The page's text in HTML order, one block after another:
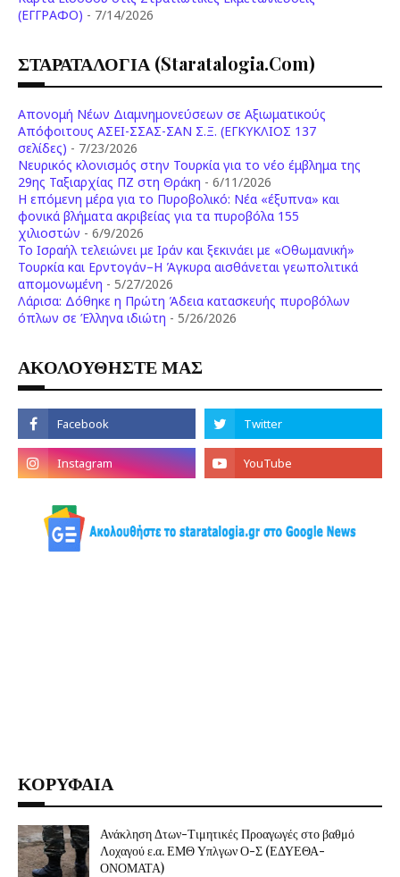
(ΕΓΓΡΑΦΟ) - 7/14/2026
ΣΤΑΡΑΤΑΛΟΓΙΑ (staratalogia.com)
Απονομή Νέων Διαμνημονεύσεων σε Αξιωματικούς
Απόφοιτους ΑΣΕΙ-ΣΣΑΣ-ΣΑΝ Σ.Ξ. (ΕΓΚΥΚΛΙΟΣ 137
σελίδες) - 7/23/2026
Νευρικός κλονισμός στην Τουρκία για το νέο έμβλημα της
29ης Ταξιαρχίας ΠΖ στη Θράκη - 6/11/2026
Η επόμενη μέρα για το Πυροβολικό: Νέα «έξυπνα» και
φονικά βλήματα ακριβείας για τα πυροβόλα 155
χιλιοστών - 6/9/2026
Το Ισραήλ τελειώνει με Ιράν και ξεκινάει με «Οθωμανική»
Τουρκία και Ερντογάν–Η Άγκυρα αισθάνεται γεωπολιτικά
απομονωμένη - 5/27/2026
Λάρισα: Δόθηκε η Πρώτη Άδεια κατασκευής πυροβόλων
όπλων σε Έλληνα ιδιώτη - 5/26/2026
ΑΚΟΛΟΥΘΗΣΤΕ ΜΑΣ
ΚΟΡΥΦΑΙΑ
Ανάκληση Δτων-Τιμητικές Προαγωγές στο βαθμό
Λοχαγού ε.α. ΕΜΘ Υπλγων Ο-Σ (ΕΔΥΕΘΑ-
ΟΝΟΜΑΤΑ)